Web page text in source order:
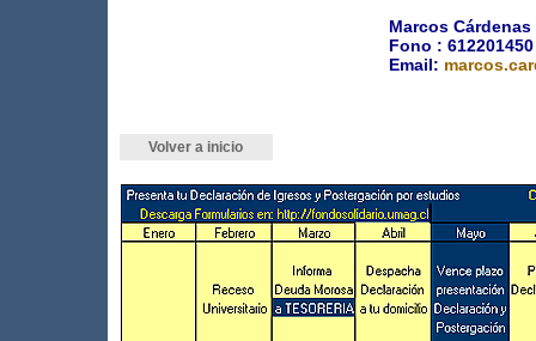
Marcos Cárdenas
Fono :
Email:
Volver a inicio